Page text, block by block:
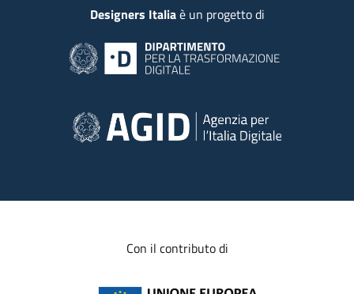
Designers Italiaè un progetto di
Con il contributo di